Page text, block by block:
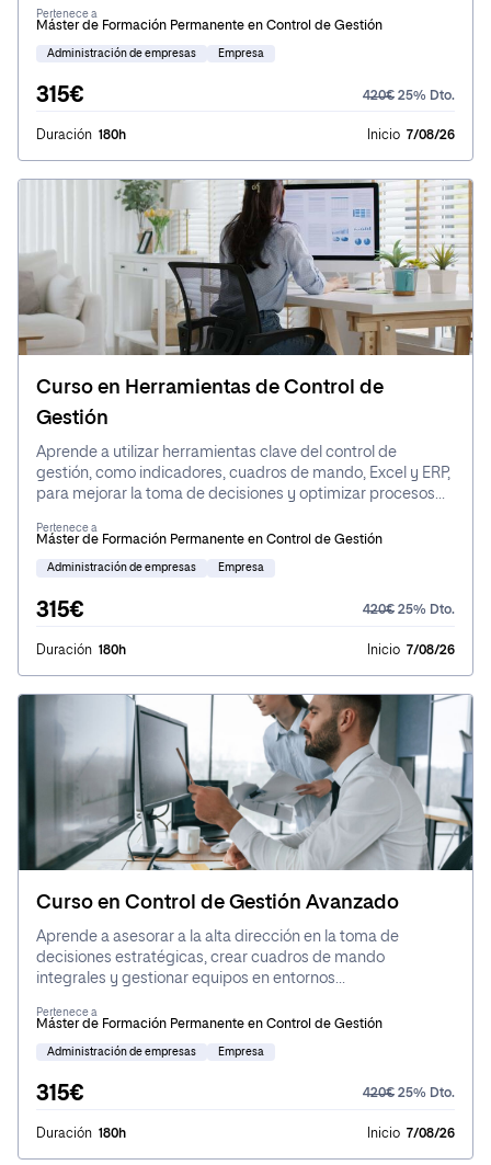
Pertenece a
Máster de Formación Permanente en Control de Gestión
Administración de empresas Empresa
315€ 420€ 25% Dto.
Duración 180h Inicio 7/08/26
Curso en Herramientas de Control de
Gestión
Aprende a utilizar herramientas clave del control de
gestión, como indicadores, cuadros de mando, Excel y ERP,
para mejorar la toma de decisiones y optimizar procesos
Pertenece a
Máster de Formación Permanente en Control de Gestión
Administración de empresas Empresa
315€ 420€ 25% Dto.
Duración 180h Inicio 7/08/26
Curso en Control de Gestión Avanzado
Aprende a asesorar a la alta dirección en la toma de
decisiones estratégicas, crear cuadros de mando
integrales y gestionar equipos en entornos
estrategia empresarial.
Pertenece a
Máster de Formación Permanente en Control de Gestión
Administración de empresas Empresa
315€ 420€ 25% Dto.
Duración 180h Inicio 7/08/26